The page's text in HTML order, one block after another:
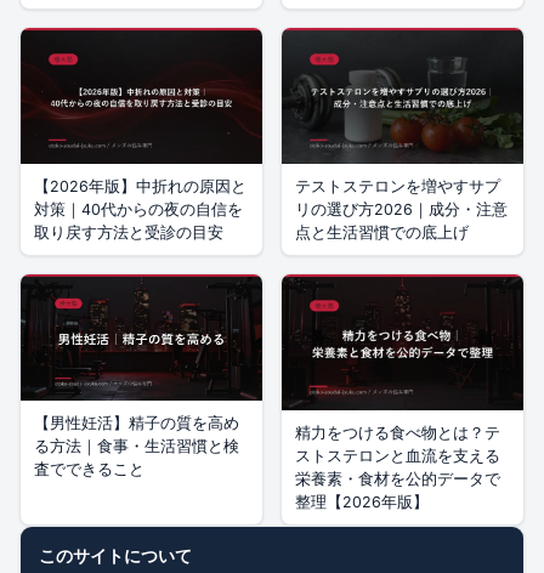
【2026年版】中折れの原因と
対策｜40代からの夜の自信を
取り戻す方法と受診の目安
テストステロンを増やすサプ
リの選び方2026｜成分・注意
点と生活習慣での底上げ
【男性妊活】精子の質を高め
る方法｜食事・生活習慣と検
査でできること
精力をつける食べ物とは？テ
ストステロンと血流を支える
栄養素・食材を公的データで
整理【2026年版】
このサイトについて